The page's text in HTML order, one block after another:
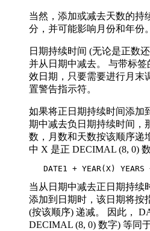
当然，添加或减去天数的持
分，并可能影响月份和年份。
日期持续时间 (无论是正数
并从日期中减去。 与带标
效日期，只要需要进行月末
置警告指示符。
如果将正日期持续时间添加
期中减去负日期持续时间，
数，月数和天数按该顺序递
中 X 是正 DECIMAL (8, 0)
DATE1 + YEAR(X) YEARS
当从日期中减去正日期持续
添加到日期时，该日期将按
(按该顺序) 递减。 因此，
DECIMAL (8, 0) 数字) 等同